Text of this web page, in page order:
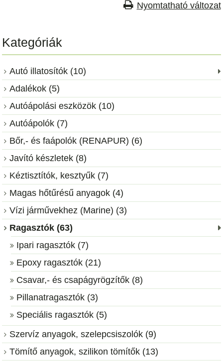
Nyomtatható változat
Kategóriák
Autó illatosítók (10)
Adalékok (5)
Autóápolási eszközök (10)
Autóápolók (7)
Bőr,- és faápolók (RENAPUR) (6)
Javító készletek (8)
Kéztisztítók, kesztyűk (7)
Magas hőtűrésű anyagok (4)
Vízi járművekhez (Marine) (3)
Ragasztók (63)
Ipari ragasztók (7)
Epoxy ragasztók (21)
Csavar,- és csapágyrögzítők (8)
Pillanatragasztók (3)
Speciális ragasztók (5)
Szervíz anyagok, szelepcsiszolók (9)
Tömítő anyagok, szilikon tömítők (13)